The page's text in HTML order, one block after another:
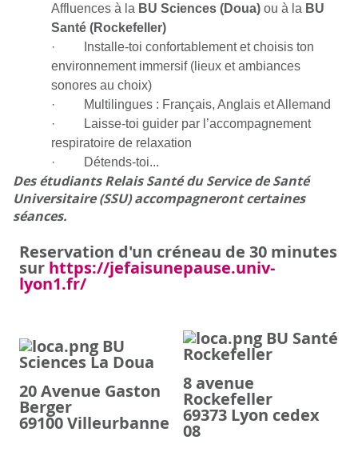
Affluences à la BU Sciences (Doua) ou à la BU
Santé (Rockefeller)
· Installe-toi confortablement et choisis ton
environnement immersif (lieux et ambiances
sonores au choix)
· Multilingues : Français, Anglais et Allemand
· Laisse-toi guider par l’accompagnement
respiratoire de relaxation
· Détends-toi...
Des étudiants Relais Santé du Service de Santé
Universitaire (SSU) accompagneront certaines
séances.
Reservation d'un créneau de 30 minutes
sur https://jefaisunepause.univ-
lyon1.fr/
BU
Sciences La Doua
20 Avenue Gaston
Berger
69100 Villeurbanne
BU Santé
Rockefeller
8 avenue
Rockefeller
69373 Lyon cedex
08